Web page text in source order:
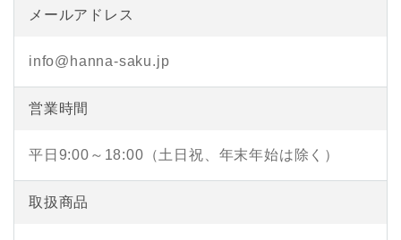
メールアドレス
info@hanna-saku.jp
営業時間
平日9:00～18:00（土日祝、年末年始は除く）
取扱商品